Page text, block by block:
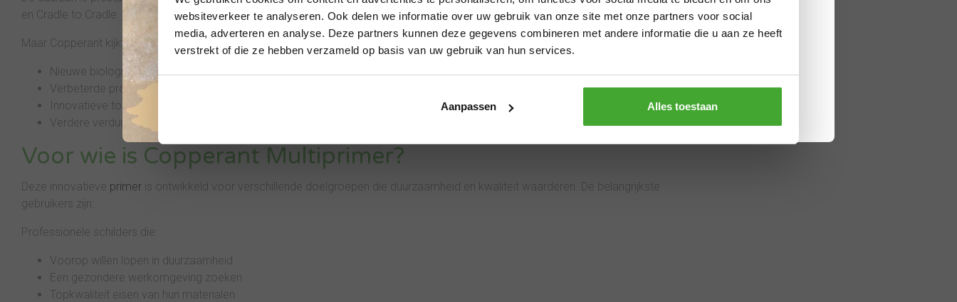
websiteverkeer te analyseren. Ook delen we informatie over uw gebruik van onze site met onze partners voor social
media, adverteren en analyse. Deze partners kunnen deze gegevens combineren met andere informatie die u aan ze heeft
verstrekt of die ze hebben verzameld op basis van uw gebruik van hun services.
Aanpassen Alles toestaan
en Cradle to Cradle. Deze erkenningen bevestigen de positie vanCopperant als voorloper in duurzame innovatie.
Maar Copperant kijkt verder. Het bedrijf investeert continu in onderzoek naar:
Nieuwe biologische grondstoffen
Verbeterde productieprocessen
Innovatieve toepassingen
Verdere verduurzaming
Voor wie is Copperant Multiprimer?
Deze innovatieve primer is ontwikkeld voor verschillende doelgroepen die duurzaamheid en kwaliteit waarderen. De belangrijkste
gebruikers zijn:
Professionele schilders die:
Voorop willen lopen in duurzaamheid
Een gezondere werkomgeving zoeken
Topkwaliteit eisen van hun materialen
12.00 uur? Dan verzenden we nog volgens planning. Bestel je later,
dan kan de levertijd iets langer zijn. Bedankt voor je begrip en een
fijne zomer!
Thanks